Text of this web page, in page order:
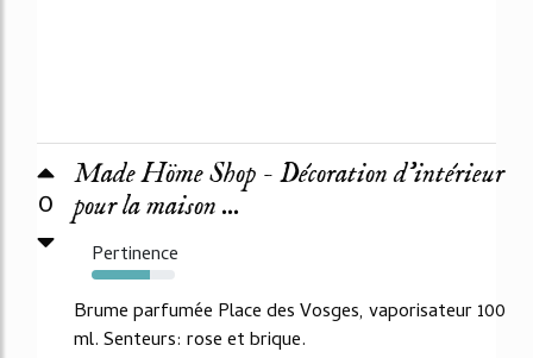
0
Made Höme Shop - Décoration d'intérieur
pour la maison ...
Pertinence
70%
Brume parfumée Place des Vosges, vaporisateur 100
ml. Senteurs: rose et brique.